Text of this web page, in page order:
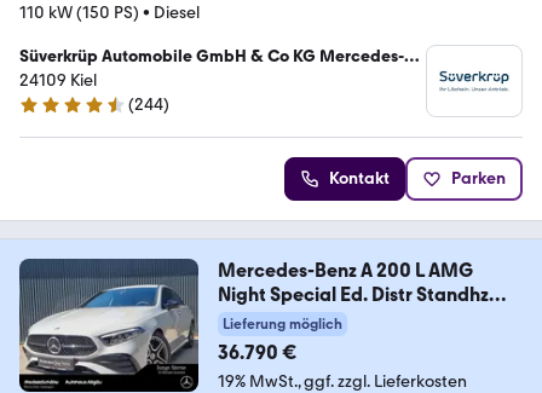
110 kW (150 PS) • Diesel
Süverkrüp Automobile GmbH & Co KG Mercedes-
Benz Kiel
24109 Kiel
4.7 Sterne
(244)
Kontakt Parken
Mercedes-Benz A 200 L AMG
Night Special Ed. Distr Standhz
AHK
Lieferung möglich
36.790 €
19% MwSt. ggf. zzgl. Lieferkosten